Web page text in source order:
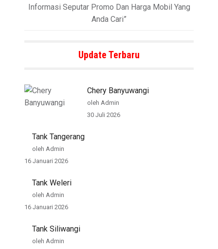
Informasi Seputar Promo Dan Harga Mobil Yang
Anda Cari”
Update Terbaru
Chery Banyuwangi
oleh Admin
30 Juli 2026
Tank Tangerang
oleh Admin
16 Januari 2026
Tank Weleri
oleh Admin
16 Januari 2026
Tank Siliwangi
oleh Admin